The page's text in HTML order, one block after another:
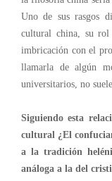
Uno de sus rasgos
cultural china, su
imbricación con el
llamarla de algún
universitarios, no
Siguiendo esta
cultural ¿El
a la tradición
análoga a la del